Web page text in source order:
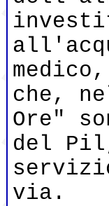
che,
Ore"
del
via.